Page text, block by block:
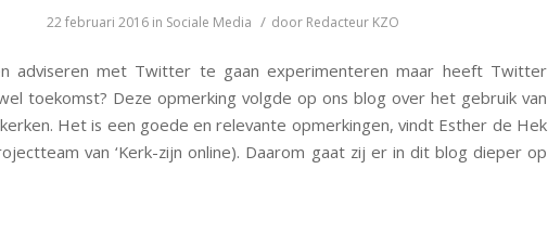
22 februari 2016 in Sociale Media / door Redacteur KZO
adviseren met Twitter te gaan experimenteren maar heeft Twitter
toekomst? Deze opmerking volgde op ons blog over het gebruik van
Het is een goede en relevante opmerkingen, vindt Esther de Hek
van ‘Kerk-zijn online). Daarom gaat zij er in dit blog dieper op